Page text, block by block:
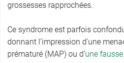
grossesses rapprochées.
Ce syndrome est parfois
donnant l’impression d’une
prématuré (MAP) ou d’une